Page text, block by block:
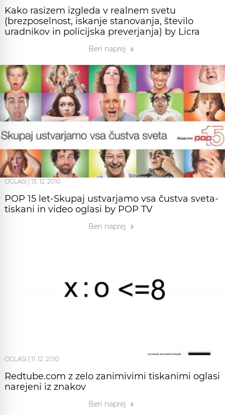
Kako rasizem izgleda v realnem svetu
(brezposelnost, iskanje stanovanja, število
uradnikov in policijska preverjanja) by Licra
Beri naprej
OGLASI 13. 12. 2010
POP 15 let-Skupaj ustvarjamo vsa čustva sveta-
tiskani in video oglasi by POP TV
Beri naprej
OGLASI 11. 12. 2010
Redtube.com z zelo zanimivimi tiskanimi oglasi
narejeni iz znakov
Beri naprej